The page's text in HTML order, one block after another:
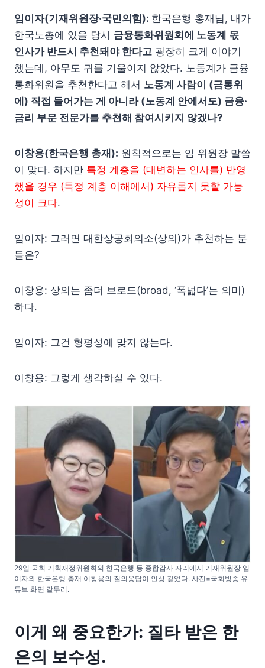
임이자(기재위원장·국민의힘): 한국은행 총재님, 내가
한국노총에 있을 당시 금융통화위원회 에 노동계 몫
인사가 반드시 추천돼야 한다고 굉장히 크게 이야기
했는데, 아무도 귀를 기울이지 않았다. 노동계가 금융
통화위원을 추천한다고 해서 노동계 사람이 (금통위
에) 직접 들어가는 게 아니라 (노동계 안에서도) 금융·
금리 부문 전문가를 추천해 참여시키지 않겠나?
이창용(한국은행 총재): 원칙적으로는 임 위원장 말씀
이 맞다. 하지만 특정 계층을 (대변하는 인사를) 반영
했을 경우 (특정 계층 이해에서) 자유롭지 못할 가능
성이 크다.
임이자: 그러면 대한상공회의소(상의)가 추천하는 분
들은?
이창용: 상의는 좀더 브로드(broad, ‘폭넓다’는 의미)
하다.
임이자: 그건 형평성에 맞지 않는다.
이창용: 그렇게 생각하실 수 있다.
29일 국회 기획재정위원회의 한국은행 등 종합감사 자리에서 기재위원장 임
이자와 한국은행 총재 이창용의 질의응답이 인상 깊었다. 사진=국회방송 유
튜브 화면 갈무리.
이게 왜 중요한가: 질타 받은 한
은의 보수성.